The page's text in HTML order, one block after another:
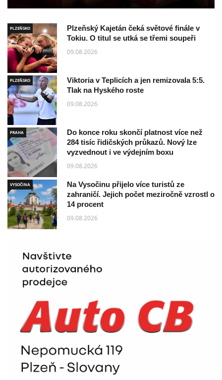
PLZEŇSKO
Plzeňský Kajetán čeká světové finále v
Tokiu. O titul se utká se třemi soupeři
09.08.2026
PLZEŇSKO
Viktoria v Teplicích a jen remizovala 5:5.
Tlak na Hyského roste
09.08.2026
PRAHA
Do konce roku skončí platnost více než
284 tisíc řidičských průkazů. Nový lze
vyzvednout i ve výdejním boxu
09.08.2026
VYSOČINA
Na Vysočinu přijelo více turistů ze
zahraničí. Jejich počet meziročně vzrostl o
14 procent
09.08.2026